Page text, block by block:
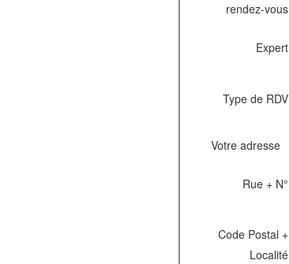
rendez-vous
Expert
Type de RDV
Votre adresse
Rue + N°
Code Postal +
Localité